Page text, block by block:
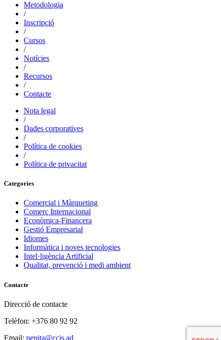
Metodologia
/
Inscripció
/
Cursos
/
Notícies
/
Recursos
/
Contacte
Nota legal
/
Dades corporatives
/
Política de cookies
/
Política de privacitat
Categories
Comercial i Màrqueting
Comerç Internacional
Econòmica-Financera
Gestió Empresarial
Idiomes
Informàtica i noves tecnologies
Intel·ligència Artificial
Qualitat, prevenció i medi ambient
Contacte
Direcció de contacte
Telèfon: +376 80 92 92
Email: pepita@ccis.ad